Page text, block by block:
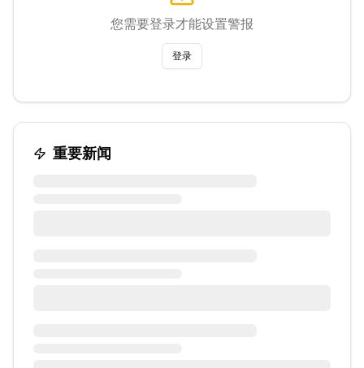
您需要登录才能设置警报
登录
重要新闻